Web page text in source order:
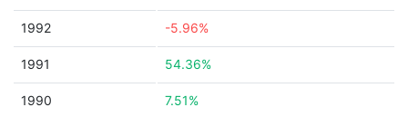
1992 -5.96%
1991 54.36%
1990 7.51%